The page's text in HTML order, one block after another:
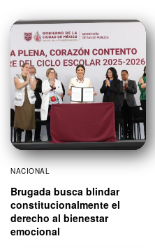
NACIONAL
Brugada busca blindar
constitucionalmente el
derecho al bienestar
emocional